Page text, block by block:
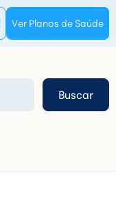
Ver Planos de Saúde
Buscar